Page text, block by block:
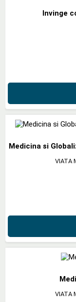
Invinge
Medicina si
VIATA
VIATA